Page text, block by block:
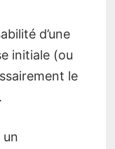
d’une
initiale (ou
le
.
un